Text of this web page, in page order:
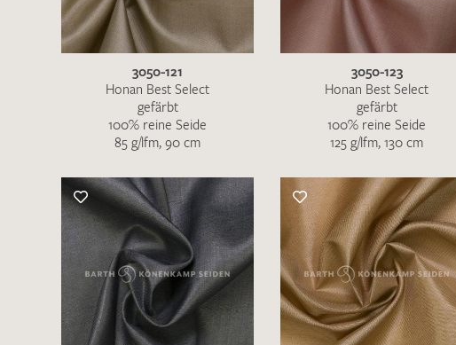
3050-121
Honan Best Select
gefärbt
100% reine Seide
85 g/lfm, 90 cm
3050-123
Honan Best Select
gefärbt
100% reine Seide
125 g/lfm, 130 cm